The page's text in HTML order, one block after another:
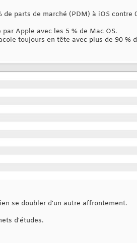
parts de marché (PDM) à iOS contre
Apple avec les 5 % de Mac OS.
toujours en tête avec plus de 90 %
se doubler d'un autre affrontement.
d'études.